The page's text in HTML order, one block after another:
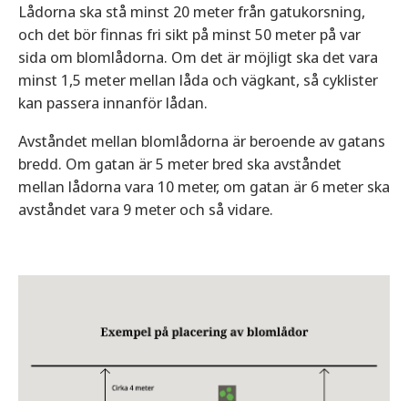
Lådorna ska stå minst 20 meter från gatukorsning,
och det bör finnas fri sikt på minst 50 meter på var
sida om blomlådorna. Om det är möjligt ska det vara
minst 1,5 meter mellan låda och vägkant, så cyklister
kan passera innanför lådan.
Avståndet mellan blomlådorna är beroende av gatans
bredd. Om gatan är 5 meter bred ska avståndet
mellan lådorna vara 10 meter, om gatan är 6 meter ska
avståndet vara 9 meter och så vidare.